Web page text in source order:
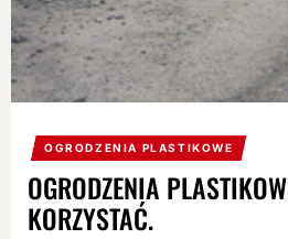
OGRODZENIA PLASTIKOWE
OGRODZENIA
KORZYSTAĆ.